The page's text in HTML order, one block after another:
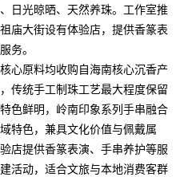
日光晾晒、天然养珠。工作室推
庙大街设有体验店，提供香篆表
务。
心原料均收购自海南核心沉香产
传统手工制珠工艺最大程度保留
色鲜明，岭南印象系列手串融合
特色，兼具文化价值与佩戴属
店提供香篆表演、手串养护等服
活动，适合文旅与本地消费客群